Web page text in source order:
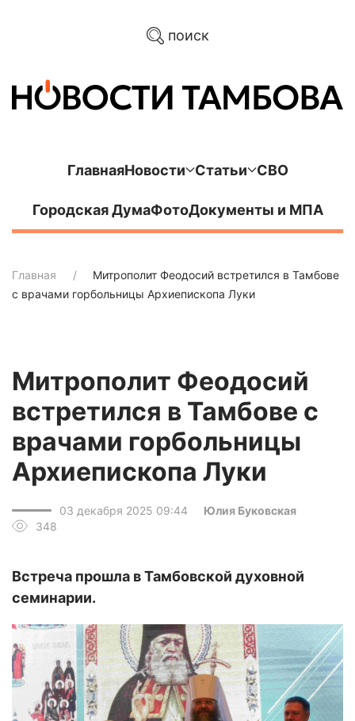
поиск
ГлавнаяНовости Статьи СВО
Городская ДумаФотоДокументы и МПА
Главная
Митрополит Феодосий встретился в Тамбове
с врачами горбольницы Архиепископа Луки
Митрополит Феодосий
встретился в Тамбове с
врачами горбольницы
Архиепископа Луки
03 декабря 2025 09:44
Юлия Буковская
348
Встреча прошла в Тамбовской духовной
семинарии.